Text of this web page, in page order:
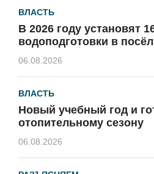
ВЛАСТЬ
В 2026 году установят
водоподготовки в
06.08.2026
ВЛАСТЬ
Новый учебный год и
отопительному сезону
06.08.2026